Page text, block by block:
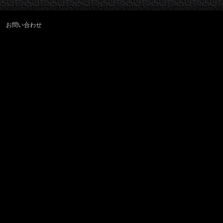
お問い合わせ